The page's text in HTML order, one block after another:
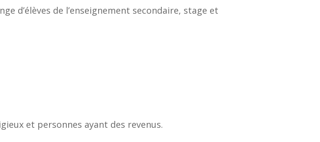
d’élèves de l’enseignement secondaire, stage et
et personnes ayant des revenus.